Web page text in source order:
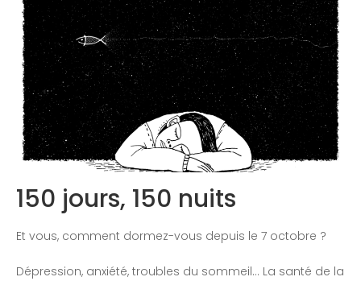
Congrès 2019
Congrès 2020
150 jours, 150 nuits
Et vous, comment dormez-vous depuis le 7 octobre ?
Dépression, anxiété, troubles du sommeil… La santé de la